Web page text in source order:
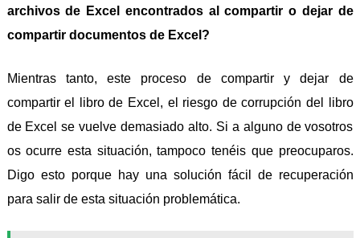
archivos de Excel encontrados al compartir o dejar de
compartir documentos de Excel?
Mientras tanto, este proceso de compartir y dejar de
compartir el libro de Excel, el riesgo de corrupción del libro
de Excel se vuelve demasiado alto. Si a alguno de vosotros
os ocurre esta situación, tampoco tenéis que preocuparos.
Digo esto porque hay una solución fácil de recuperación
para salir de esta situación problemática.